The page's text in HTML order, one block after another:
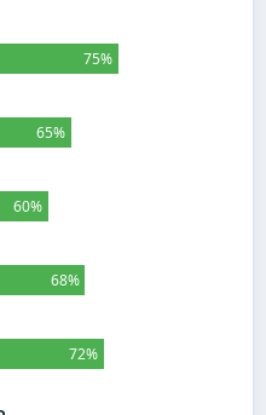
75%
65%
60%
68%
72%